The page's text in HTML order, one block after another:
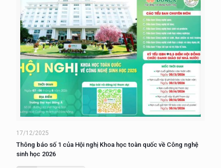
17/12/2025
Thông báo số 1 của Hội nghị Khoa học toàn quốc về Công nghệ
sinh học 2026